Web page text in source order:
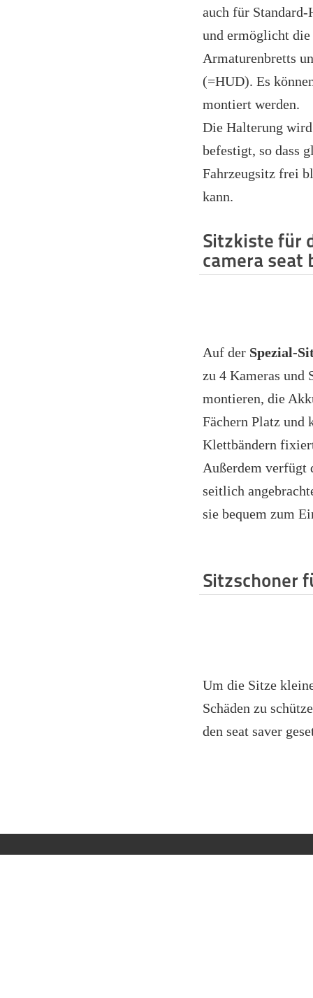
auch für
und ermöglicht die
Armaturenbretts
(=HUD). Es
montiert werden.
Die Halterung
befestigt, so dass
Fahrzeugsitz frei
kann.
Sitzkiste für
camera seat
Auf der Spezial-
zu 4 Kameras und
montieren, die
Fächern Platz
Klettbändern
Außerdem verfügt
seitlich
sie bequem zum
Sitzschoner
Um die Sitze
Schäden zu
den seat saver